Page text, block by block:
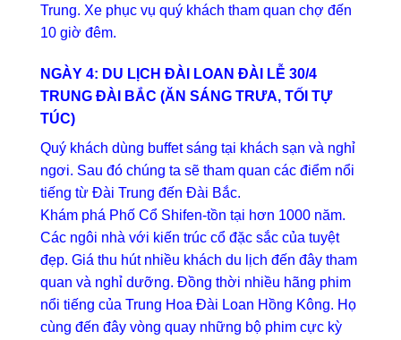
Trung. Xe phục vụ quý khách tham quan chợ đến
10 giờ đêm.
NGÀY 4: DU LỊCH ĐÀI LOAN ĐÀI LỄ 30/4
TRUNG ĐÀI BẮC (ĂN SÁNG TRƯA, TỐI TỰ
TÚC)
Quý khách dùng buffet sáng tại khách sạn và nghỉ
ngơi. Sau đó chúng ta sẽ tham quan các điểm nổi
tiếng từ Đài Trung đến Đài Bắc.
Khám phá Phố Cổ Shifen-tồn tại hơn 1000 năm.
Các ngôi nhà với kiến trúc cổ đặc sắc của tuyệt
đẹp. Giá thu hút nhiều khách du lịch đến đây tham
quan và nghỉ dưỡng. Đồng thời nhiều hãng phim
nổi tiếng của Trung Hoa Đài Loan Hồng Kông. Họ
cùng đến đây vòng quay những bộ phim cực kỳ